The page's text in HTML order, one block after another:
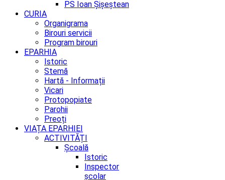
PS Ioan Șișeștean
CURIA
Organigrama
Birouri servicii
Program birouri
EPARHIA
Istoric
Stemă
Hartă - Informații
Vicari
Protopopiate
Parohii
Preoți
VIAȚA EPARHIEI
ACTIVITĂȚI
Școală
Istoric
Inspector
școlar